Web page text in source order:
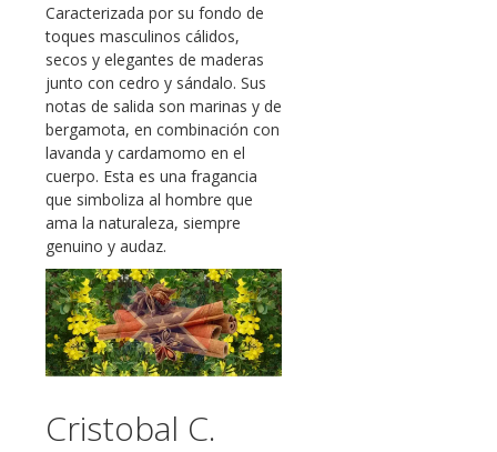
Caracterizada por su fondo de
toques masculinos cálidos,
secos y elegantes de maderas
junto con cedro y sándalo. Sus
notas de salida son marinas y de
bergamota, en combinación con
lavanda y cardamomo en el
cuerpo. Esta es una fragancia
que simboliza al hombre que
ama la naturaleza, siempre
genuino y audaz.
Cristobal C.